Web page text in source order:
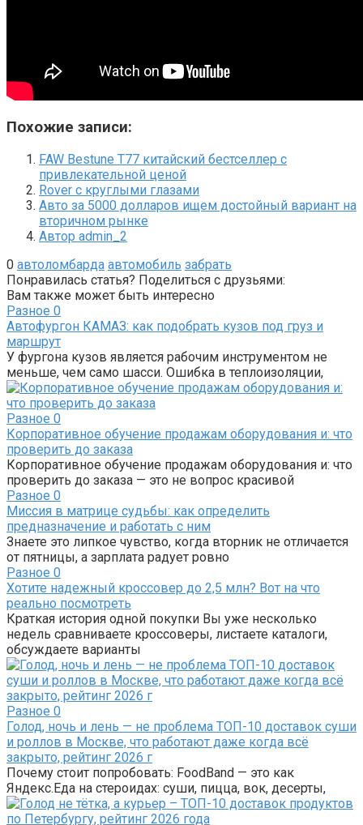
Похожие записи:
FAW Bestune T77 китайский бестселлер с
привлекательной ценой
Rover с круглыми глазами
Авто за 5000 долларов ищем достойный вариант на
вторичном рынке
Автор admin_2
0 автоломбарда автомобиль забрать
Понравилась статья? Поделиться с друзьями:
Вам также может быть интересно
Разное 0
Автофургон КАМАЗ: как подобрать кузов под груз и
маршрут
У фургона кузов является рабочим инструментом не
меньше, чем само шасси. Ошибка в теплоизоляции,
Разное 0
Корпоративное обучение продажам оборудования и: что
проверить до заказа
Корпоративное обучение продажам оборудования и: что
проверить до заказа — это не вопрос красивой
Разное 0
Миссия в матрице судьбы: как определить
предназначение и работать с ним
Знаете это липкое чувство, когда вторник не отличается
от пятницы, а зарплата радует ровно
Разное 0
Хотите надежный кроссовер до 2,5 млн? Вот на что
реально посмотреть
Краткая история одной покупки Вы уже несколько
недель сравниваете кроссоверы, листаете каталоги,
обсуждаете варианты
Разное 0
Голод, ночь и лень — не проблема ТОП-10 доставок суши
и роллов в Москве, что работают даже когда всё
закрыто, рейтинг 2026 г
Почему стоит попробовать: FoodBand — это как
Яндекс.Еда на стероидах: суши, пицца, вок, десерты,